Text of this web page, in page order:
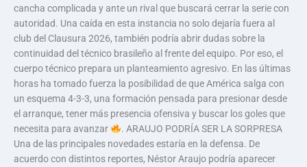
cancha complicada y ante un rival que buscará cerrar la serie con
autoridad. Una caída en esta instancia no solo dejaría fuera al
club del Clausura 2026, también podría abrir dudas sobre la
continuidad del técnico brasileño al frente del equipo. Por eso, el
cuerpo técnico prepara un planteamiento agresivo. En las últimas
horas ha tomado fuerza la posibilidad de que América salga con
un esquema 4-3-3, una formación pensada para presionar desde
el arranque, tener más presencia ofensiva y buscar los goles que
necesita para avanzar
. ARAUJO PODRÍA SER LA SORPRESA
Una de las principales novedades estaría en la defensa. De
acuerdo con distintos reportes, Néstor Araujo podría aparecer